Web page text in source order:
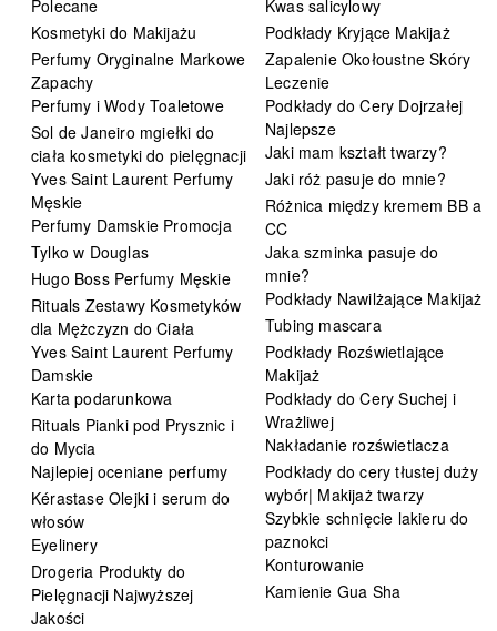
Polecane
Kosmetyki do Makijażu
Perfumy Oryginalne Markowe
Zapachy
Perfumy i Wody Toaletowe
Sol de Janeiro mgiełki do
ciała kosmetyki do pielęgnacji
Yves Saint Laurent Perfumy
Męskie
Perfumy Damskie Promocja
Tylko w Douglas
Hugo Boss Perfumy Męskie
Rituals Zestawy Kosmetyków
dla Mężczyzn do Ciała
Yves Saint Laurent Perfumy
Damskie
Karta podarunkowa
Rituals Pianki pod Prysznic i
do Mycia
Najlepiej oceniane perfumy
Kérastase Olejki i serum do
włosów
Eyelinery
Drogeria Produkty do
Pielęgnacji Najwyższej
Jakości
Kwas salicylowy
Podkłady Kryjące Makijaż
Zapalenie Okołoustne Skóry
Leczenie
Podkłady do Cery Dojrzałej
Najlepsze
Jaki mam kształt twarzy?
Jaki róż pasuje do mnie?
Różnica między kremem BB a
CC
Jaka szminka pasuje do
mnie?
Podkłady Nawilżające Makijaż
Tubing mascara
Podkłady Rozświetlające
Makijaż
Podkłady do Cery Suchej i
Wrażliwej
Nakładanie rozświetlacza
Podkłady do cery tłustej duży
wybór| Makijaż twarzy
Szybkie schnięcie lakieru do
paznokci
Konturowanie
Kamienie Gua Sha